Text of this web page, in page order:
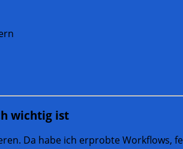
wichtig ist
Da habe ich erprobte Workflows,